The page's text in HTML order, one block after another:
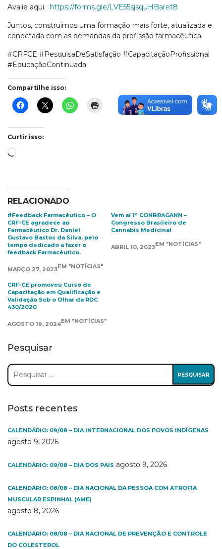
Avalie aqui: https://forms.gle/LVE55sjsquHBaret8
Juntos, construímos uma formação mais forte, atualizada e
conectada com as demandas da profissão farmacêutica.
#CRFCE #PesquisaDeSatisfação #CapacitaçãoProfissional
#EducaçãoContinuada
Compartilhe isso:
Curtir isso:
Carregando...
RELACIONADO
#Feedback Farmacêutico – O
CRF-CE agradece ao
Farmacêutico Dr. Daniel
Gustavo Bastos da Silva, pelo
tempo dedicado a fazer o
feedback Farmacêutico.
MARÇO 27, 2023EM "NOTÍCIAS"
Vem aí 1° CONBRAGANN –
Congresso Brasileiro de
Cannabis Medicinal
ABRIL 10, 2023EM "NOTÍCIAS"
CRF-CE promoveu Curso de
Capacitação em Qualificação e
Validação Sob o Olhar da RDC
430/2020
AGOSTO 19, 2024EM "NOTÍCIAS"
Pesquisar
Pesquisar
por:
Posts recentes
CALENDÁRIO: 09/08 – DIA INTERNACIONAL DOS POVOS INDÍGENAS
agosto 9, 2026
CALENDÁRIO: 09/08 – DIA DOS PAIS agosto 9, 2026
CALENDÁRIO: 08/08 – DIA NACIONAL DA PESSOA COM ATROFIA
MUSCULAR ESPINHAL (AME)
agosto 8, 2026
CALENDÁRIO: 08/08 – DIA NACIONAL DE PREVENÇÃO E CONTROLE
DO COLESTEROL